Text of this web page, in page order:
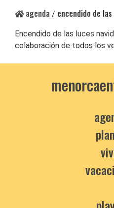
agenda / encendido de
Encendido de las luces
colaboración de todos los